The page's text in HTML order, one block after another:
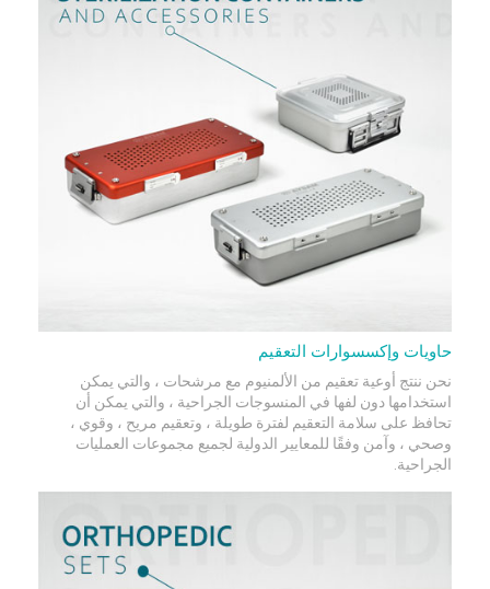
حاويات وإكسسوارات التعقيم
نحن ننتج أوعية تعقيم من الألمنيوم مع مرشحات ، والتي يمكن
استخدامها دون لفها في المنسوجات الجراحية ، والتي يمكن أن
تحافظ على سلامة التعقيم لفترة طويلة ، وتعقيم مريح ، وقوي ،
وصحي ، وآمن وفقًا للمعايير الدولية لجميع مجموعات العمليات
الجراحية.